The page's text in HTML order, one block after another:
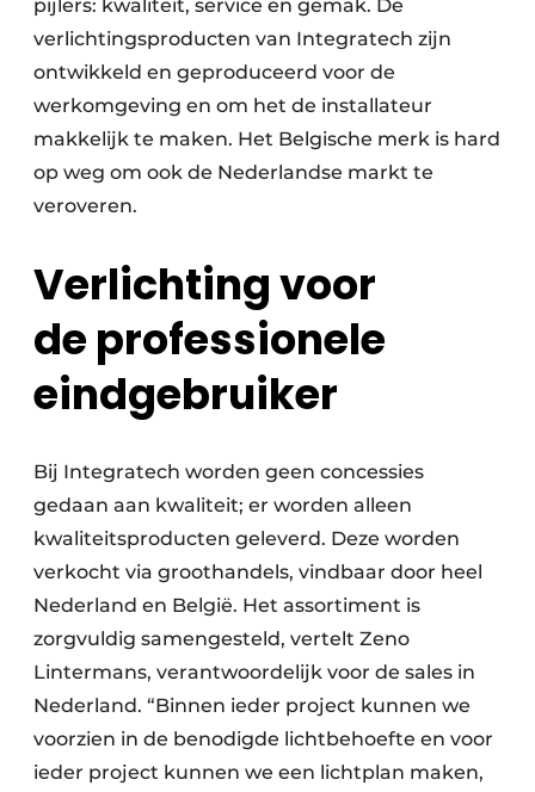
pijlers: kwaliteit, service en gemak. De
verlichtingsproducten van Integratech zijn
ontwikkeld en geproduceerd voor de
werkomgeving en om het de installateur
makkelijk te maken. Het Belgische merk is hard
op weg om ook de Nederlandse markt te
veroveren.
Verlichting voor
de professionele
eindgebruiker
Bij Integratech worden geen concessies
gedaan aan kwaliteit; er worden alleen
kwaliteitsproducten geleverd. Deze worden
verkocht via groothandels, vindbaar door heel
Nederland en België. Het assortiment is
zorgvuldig samengesteld, vertelt Zeno
Lintermans, verantwoordelijk voor de sales in
Nederland. “Binnen ieder project kunnen we
voorzien in de benodigde lichtbehoefte en voor
ieder project kunnen we een lichtplan maken,